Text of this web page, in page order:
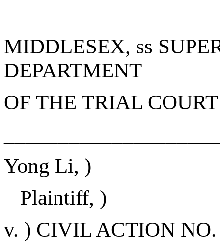
MIDDLESEX, ss
DEPARTMENT
OF THE TRIAL COURT
Yong Li, )
Plaintiff, )
v. ) CIVIL ACTION